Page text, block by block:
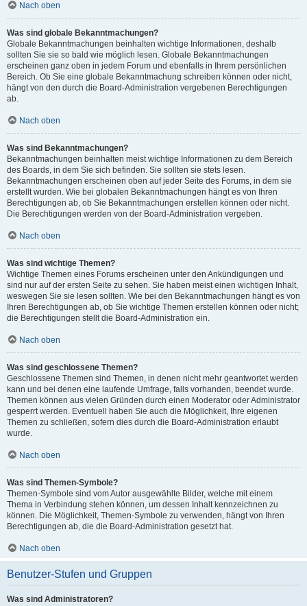
Nach oben
Was sind globale Bekanntmachungen?
Globale Bekanntmachungen beinhalten wichtige Informationen, deshalb
sollten Sie sie so bald wie möglich lesen. Globale Bekanntmachungen
erscheinen ganz oben in jedem Forum und ebenfalls in Ihrem persönlichen
Bereich. Ob Sie eine globale Bekanntmachung schreiben können oder nicht,
hängt von den durch die Board-Administration vergebenen Berechtigungen
ab.
Nach oben
Was sind Bekanntmachungen?
Bekanntmachungen beinhalten meist wichtige Informationen zu dem Bereich
des Boards, in dem Sie sich befinden. Sie sollten sie stets lesen.
Bekanntmachungen erscheinen oben auf jeder Seite des Forums, in dem sie
erstellt wurden. Wie bei globalen Bekanntmachungen hängt es von Ihren
Berechtigungen ab, ob Sie Bekanntmachungen erstellen können oder nicht.
Die Berechtigungen werden von der Board-Administration vergeben.
Nach oben
Was sind wichtige Themen?
Wichtige Themen eines Forums erscheinen unter den Ankündigungen und
sind nur auf der ersten Seite zu sehen. Sie haben meist einen wichtigen Inhalt,
weswegen Sie sie lesen sollten. Wie bei den Bekanntmachungen hängt es von
Ihren Berechtigungen ab, ob Sie wichtige Themen erstellen können oder nicht;
die Berechtigungen stellt die Board-Administration ein.
Nach oben
Was sind geschlossene Themen?
Geschlossene Themen sind Themen, in denen nicht mehr geantwortet werden
kann und bei denen eine laufende Umfrage, falls vorhanden, beendet wurde.
Themen können aus vielen Gründen durch einen Moderator oder Administrator
gesperrt werden. Eventuell haben Sie auch die Möglichkeit, Ihre eigenen
Themen zu schließen, sofern dies durch die Board-Administration erlaubt
wurde.
Nach oben
Was sind Themen-Symbole?
Themen-Symbole sind vom Autor ausgewählte Bilder, welche mit einem
Thema in Verbindung stehen können, um dessen Inhalt kennzeichnen zu
können. Die Möglichkeit, Themen-Symbole zu verwenden, hängt von Ihren
Berechtigungen ab, die die Board-Administration gesetzt hat.
Nach oben
Benutzer-Stufen und Gruppen
Was sind Administratoren?